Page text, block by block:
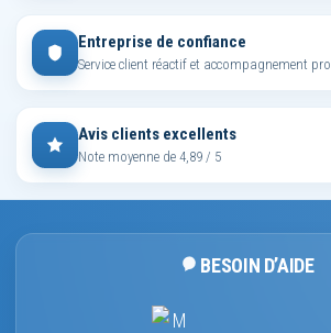
Entreprise de confiance
Service client réactif et accompagnement pro
Avis clients excellents
Note moyenne de 4,89 / 5
BESOIN D’AIDE